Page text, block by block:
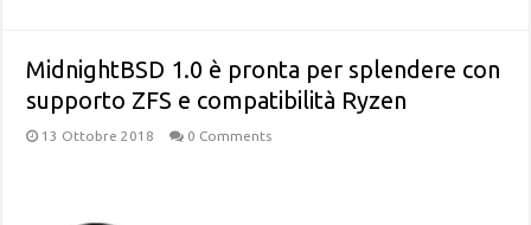
MidnightBSD 1.0 è pronta per splendere con
supporto ZFS e compatibilità Ryzen
13 Ottobre 2018 0 Comments